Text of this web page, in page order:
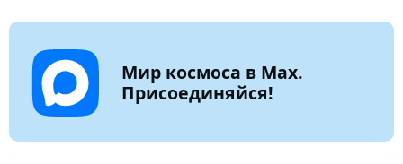
Мир космоса в Max.
Присоединяйся!